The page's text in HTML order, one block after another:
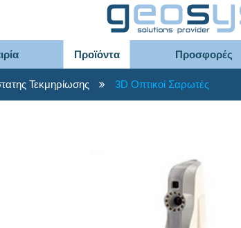
Προϊόντα Προσφορές
Τεκμηρίωσης 3D Οπτικοί Σαρωτές